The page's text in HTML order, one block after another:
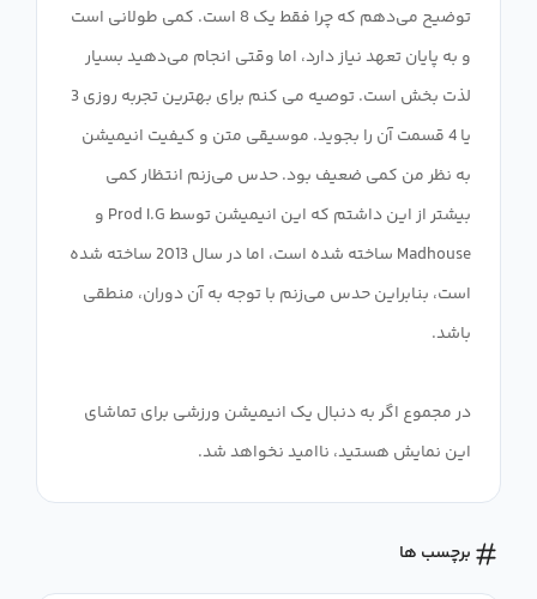
توضیح می‌دهم که چرا فقط یک 8 است. کمی طولانی است
و به پایان تعهد نیاز دارد، اما وقتی انجام می‌دهید بسیار
لذت بخش است. توصیه می کنم برای بهترین تجربه روزی 3
یا 4 قسمت آن را بجوید. موسیقی متن و کیفیت انیمیشن
به نظر من کمی ضعیف بود. حدس می‌زنم انتظار کمی
بیشتر از این داشتم که این انیمیشن توسط Prod I.G و
Madhouse ساخته شده است، اما در سال 2013 ساخته شده
است، بنابراین حدس می‌زنم با توجه به آن دوران، منطقی
در مجموع اگر به دنبال یک انیمیشن ورزشی برای تماشای
این نمایش هستید، ناامید نخواهد شد.
برچسب ها